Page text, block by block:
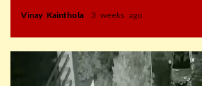
Vinay Kainthola 3 weeks ago